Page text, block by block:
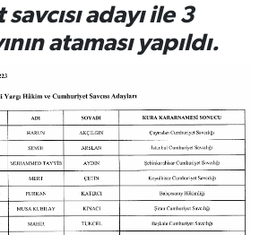
adayı ile 3
ataması yapıldı.